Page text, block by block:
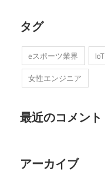
タグ
eスポーツ業界 IoT
女性エンジニア
最近のコメント
アーカイブ